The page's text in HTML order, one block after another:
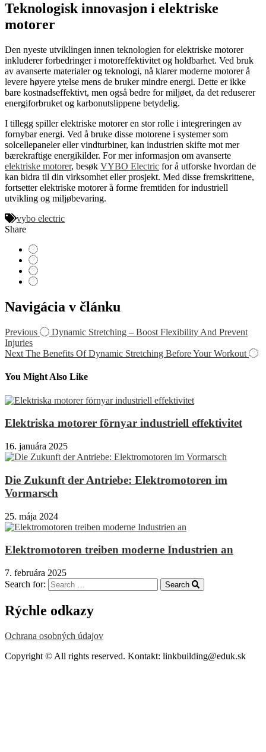
Teknologisk innovasjon i elektriske
motorer
Den nyeste utviklingen innen teknologien for elektriske motorer
inkluderer forbedringer i motoreffektivitet og holdbarhet. Ved bruk
av avanserte materialer og teknologi, nå klarer moderne motorer å
levere høyere ytelse mens de bruker mindre energi. Dette er ikke
bare kostnadseffektivt, men også bedre for miljøet, da det reduserer
energiforbruket og karbonutslippene betydelig.
I tillegg spiller elektriske motorer en stor rolle i integreringen av
fornybar energi. Ved å bruke disse motorene i systemer som
solcellepaneler eller vindturbiner, kan industrien skifte mot mer
bærekraftige energikilder. For mer informasjon om avanserte
elektriske motorer, besøk VYBO Electric for å utforske hvordan de
kan bidra til din virksomhet eller prosjekt. Med disse fremskrittene,
fortsetter elektriske motorer å forme fremtiden for industriell
utvikling og miljøbevaring.
vybo electric
Share
Navigácia v článku
Previous
Dynamic Stretching – Boost Flexibility And Prevent
Injuries
Next The Benefits Of Dynamic Stretching Before Your Workout
You Might Also Like
Elektriska motorer förnyar industriell effektivitet
16. januára 2025
Die Zukunft der Antriebe: Elektromotoren im
Vormarsch
25. mája 2024
Elektromotoren treiben moderne Industrien an
7. februára 2025
Search for:
Search
Rýchle odkazy
Ochrana osobných údajov
Copyright © All rights reserved. Kontakt: linkbuilding@eduk.sk